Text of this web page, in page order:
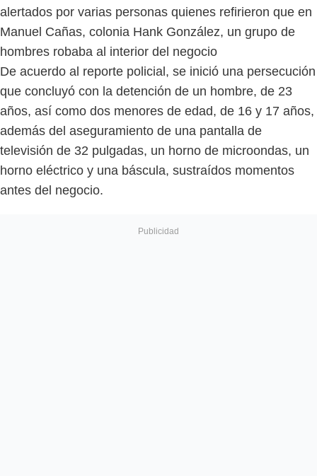
alertados por varias personas quienes refirieron que en
Manuel Cañas, colonia Hank González, un grupo de
hombres robaba al interior del negocio
De acuerdo al reporte policial, se inició una persecución
que concluyó con la detención de un hombre, de 23
años, así como dos menores de edad, de 16 y 17 años,
además del aseguramiento de una pantalla de
televisión de 32 pulgadas, un horno de microondas, un
horno eléctrico y una báscula, sustraídos momentos
antes del negocio.